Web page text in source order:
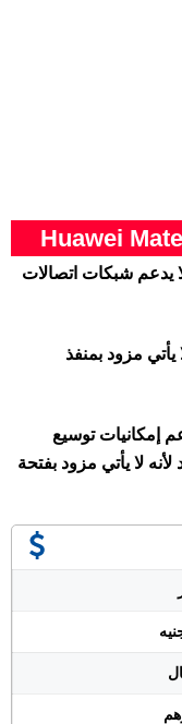
لا يدعم شبكات اتصالات
يأتي مزود بمنفذ
إمكانيات توسيع
لا يأتي مزود بفتحة